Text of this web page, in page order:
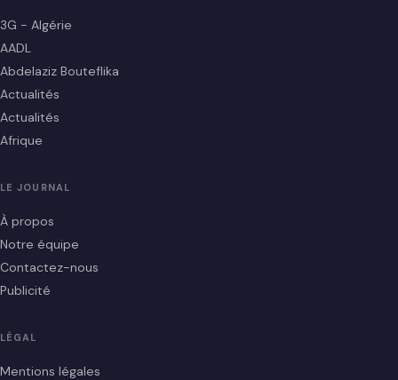
3G - Algérie
AADL
Abdelaziz Bouteflika
Actualités
Actualités
Afrique
LE JOURNAL
À propos
Notre équipe
Contactez-nous
Publicité
LÉGAL
Mentions légales